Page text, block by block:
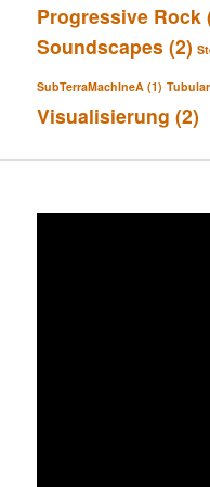
Progressive Rock
Soundscapes (2)
SubTerraMachIneA (1)
Visualisierung (2)